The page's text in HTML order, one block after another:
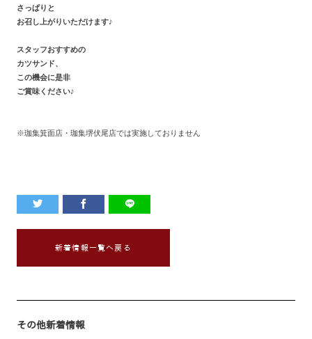
さっぱりと
お召し上がりいただけます♪
スタッフおすすめの
カツサンド、
この機会に是非
ご賞味ください♪
※珈集箕面店・珈集堺伏尾店では実施しておりません
新着情報一覧へ戻る
その他新着情報